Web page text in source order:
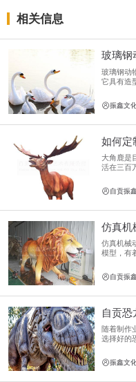
相关信息
玻璃钢动
它具有造
适用于城
花园等地
振鑫文
如何定
大角鹿是
活在三百
常活动于
度，通常
自贡振
仿真机
仿真机械
模型，有
自贡振
自贡恐
随着制作
选择好的
我们要确
户的期望
振鑫文